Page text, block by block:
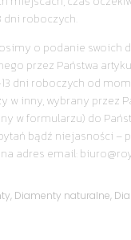
dni roboczych.
o podanie swoich
przez Państwa
dni roboczych od
w inny, wybrany przez
w formularzu) do
bądź niejasności
adres email:
, Diamenty naturalne,